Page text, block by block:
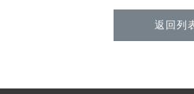
返回列